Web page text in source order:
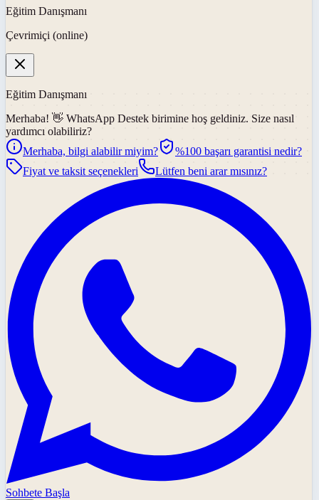
Eğitim Danışmanı
Çevrimiçi (online)
Eğitim Danışmanı
Merhaba! 👋 WhatsApp Destek birimine hoş geldiniz. Size nasıl
yardımcı olabiliriz?
Merhaba, bilgi alabilir miyim?
%100 başarı garantisi nedir?
Fiyat ve taksit seçenekleri
Lütfen beni arar mısınız?
Sohbete Başla